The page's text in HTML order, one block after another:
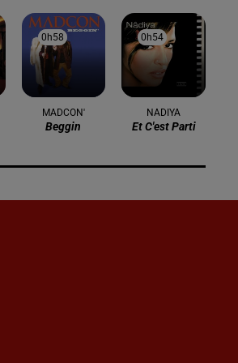
0h58
0h58
MADCON'
Beggin
0h54
0h54
NADIYA
Et C'est Parti